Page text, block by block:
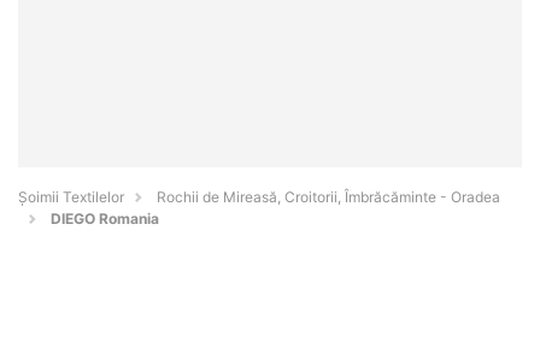
Șoimii Textilelor
Rochii de Mireasă, Croitorii, Îmbrăcăminte - Oradea
DIEGO Romania